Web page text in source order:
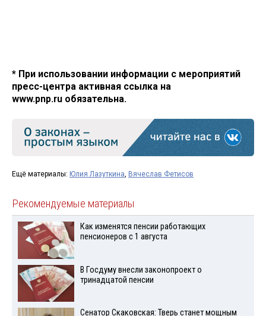
* При использовании информации с мероприятий
пресс-центра активная ссылка на
www.pnp.ru обязательна.
Ещё материалы: Юлия Лазуткина, Вячеслав Фетисов
Рекомендуемые материалы
Как изменятся пенсии работающих
пенсионеров с 1 августа
В Госдуму внесли законопроект о
тринадцатой пенсии
Сенатор Скаковская: Тверь станет мощным